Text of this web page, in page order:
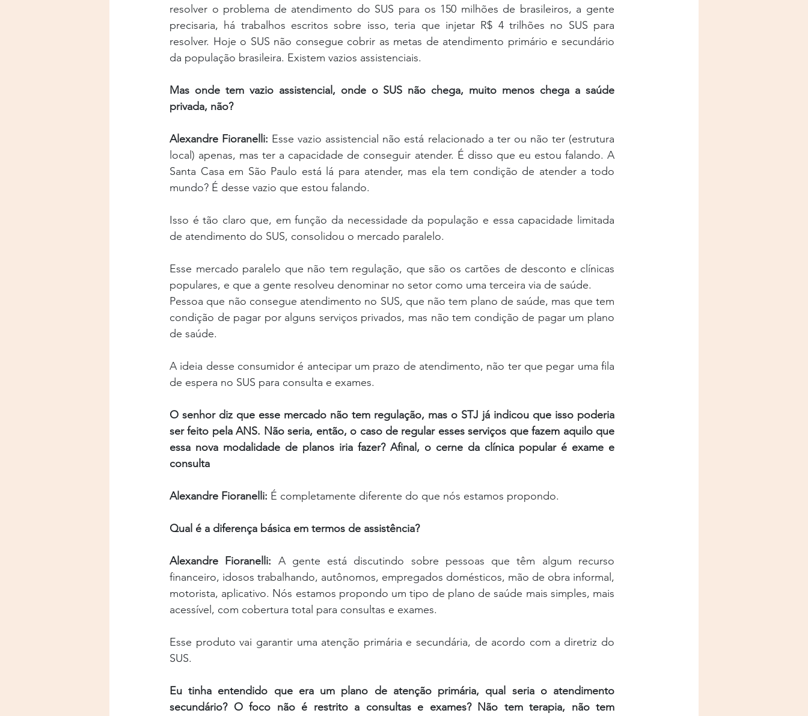
resolver o problema de atendimento do SUS para os 150 milhões de brasileiros, a gente
precisaria, há trabalhos escritos sobre isso, teria que injetar R$ 4 trilhões no SUS para
resolver. Hoje o SUS não consegue cobrir as metas de atendimento primário e secundário
da população brasileira. Existem vazios assistenciais.
Mas onde tem vazio assistencial, onde o SUS não chega, muito menos chega a saúde
privada, não?
Alexandre Fioranelli: Esse vazio assistencial não está relacionado a ter ou não ter (estrutura
local) apenas, mas ter a capacidade de conseguir atender. É disso que eu estou falando. A
Santa Casa em São Paulo está lá para atender, mas ela tem condição de atender a todo
mundo? É desse vazio que estou falando.
Isso é tão claro que, em função da necessidade da população e essa capacidade limitada
de atendimento do SUS, consolidou o mercado paralelo.
Esse mercado paralelo que não tem regulação, que são os cartões de desconto e clínicas
populares, e que a gente resolveu denominar no setor como uma terceira via de saúde.
Pessoa que não consegue atendimento no SUS, que não tem plano de saúde, mas que tem
condição de pagar por alguns serviços privados, mas não tem condição de pagar um plano
de saúde.
A ideia desse consumidor é antecipar um prazo de atendimento, não ter que pegar uma fila
de espera no SUS para consulta e exames.
O senhor diz que esse mercado não tem regulação, mas o STJ já indicou que isso poderia
ser feito pela ANS. Não seria, então, o caso de regular esses serviços que fazem aquilo que
essa nova modalidade de planos iria fazer? Afinal, o cerne da clínica popular é exame e
consulta
Alexandre Fioranelli: É completamente diferente do que nós estamos propondo.
Qual é a diferença básica em termos de assistência?
Alexandre Fioranelli: A gente está discutindo sobre pessoas que têm algum recurso
financeiro, idosos trabalhando, autônomos, empregados domésticos, mão de obra informal,
motorista, aplicativo. Nós estamos propondo um tipo de plano de saúde mais simples, mais
acessível, com cobertura total para consultas e exames.
Esse produto vai garantir uma atenção primária e secundária, de acordo com a diretriz do
SUS.
Eu tinha entendido que era um plano de atenção primária, qual seria o atendimento
secundário? O foco não é restrito a consultas e exames? Não tem terapia, não tem